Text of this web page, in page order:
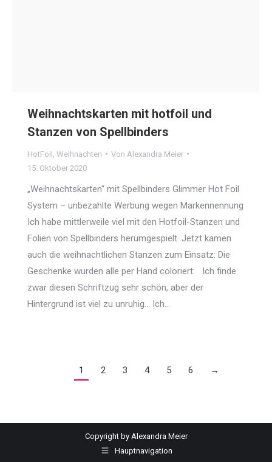
Weihnachtskarten mit hotfoil und
Stanzen von Spellbinders
HotFoil Weihnachten Von Alexandra Meier
15. Oktober 2020
„Weihnachtskarten“ mit Spellbinders Glimmer Hot Foil
System – unbezahlte Werbung wegen Markennennung
Ich habe mittlerweile viel mit den Hotfoil-Stanzen und
Folien von Spellbinders herumgespielt. Jetzt kamen
auch die weihnachtlichen Stanzen zum Einsatz: Die
Geschenke wurden alle per Hand coloriert: Ich finde
zwar diesen Schriftzug sehr schön, aber der
Hintergrund ist viel zu unruhig… Ich…
1 2 3 4 5 6 →
Copyright by Alexandra Meier
Hauptnavigation